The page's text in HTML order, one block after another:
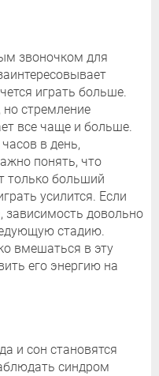
звоночком для
играть больше.
стремление
все чаще и больше.
в день,
понять, что
только больший
усилится. Если
зависимость довольно
стадию.
вмешаться в эту
его энергию на
и сон становятся
синдром